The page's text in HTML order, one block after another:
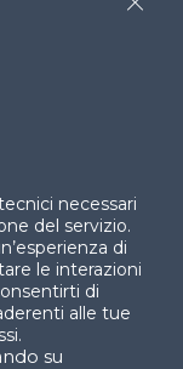
di
necessari
del servizio.
di
le interazioni
di
alle tue
su